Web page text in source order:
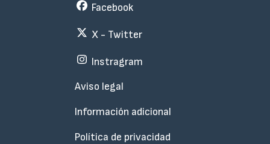
Subfooter
Facebook
X - Twitter
Instragram
Aviso legal
Información adicional
Política de privacidad